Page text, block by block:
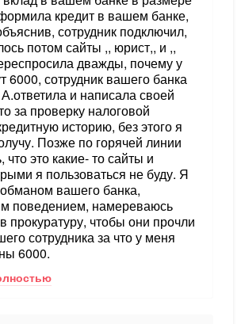
кредит в вашем банке,
сотрудник подключил,
потом сайты ,, юрист,, и ,,
дважды, почему у
6000, сотрудник вашего банка
и написала своей
за проверку налоговой
историю, без этого я
Позже по горячей линии
что это какие- то сайты и
я пользоваться не буду. Я
вашего банка,
поведением, намереваюсь
прокуратуру, чтобы они прочли
сотрудника за что у меня
6000.